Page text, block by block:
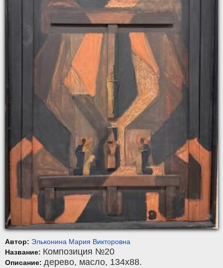
Автор: Эльконина Мария Викторовна
Название: Композиция №20
Описание: дерево, масло, 134x88.